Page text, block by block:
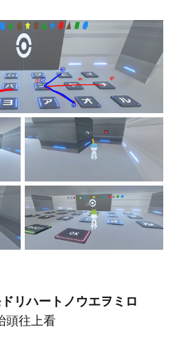
リハートノウエヲミロ
頭往上看